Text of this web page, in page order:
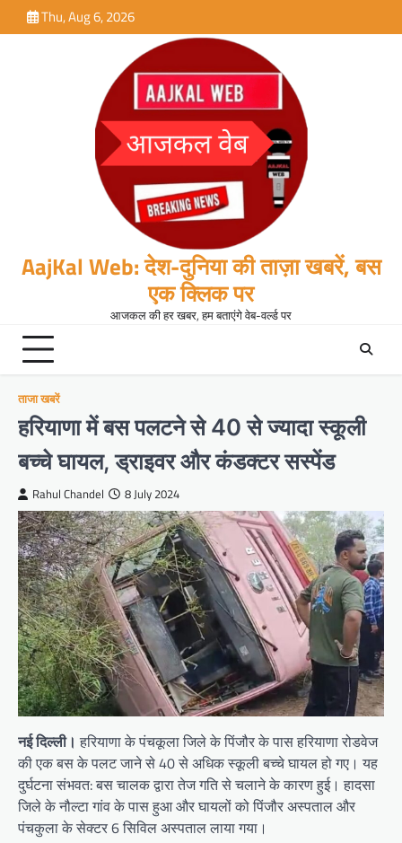
to
Thu, Aug 6, 2026
AajKal Web: देश-दुनिया की ताज़ा खबरें, बस
एक क्लिक पर
आजकल की हर खबर, हम बताएंगे वेब-वर्ल्ड पर
ताजा खबरें
हरियाणा में बस पलटने से 40 से ज्यादा स्कूली
बच्चे घायल, ड्राइवर और कंडक्टर सस्पेंड
Rahul Chandel 8 July 2024
नई दिल्ली। हरियाणा के पंचकूला जिले के पिंजौर के पास हरियाणा रोडवेज
की एक बस के पलट जाने से 40 से अधिक स्कूली बच्चे घायल हो गए। यह
दुर्घटना संभवत: बस चालक द्वारा तेज गति से चलाने के कारण हुई। हादसा
जिले के नौल्टा गांव के पास हुआ और घायलों को पिंजौर अस्पताल और
पंचकुला के सेक्टर 6 सिविल अस्पताल लाया गया।